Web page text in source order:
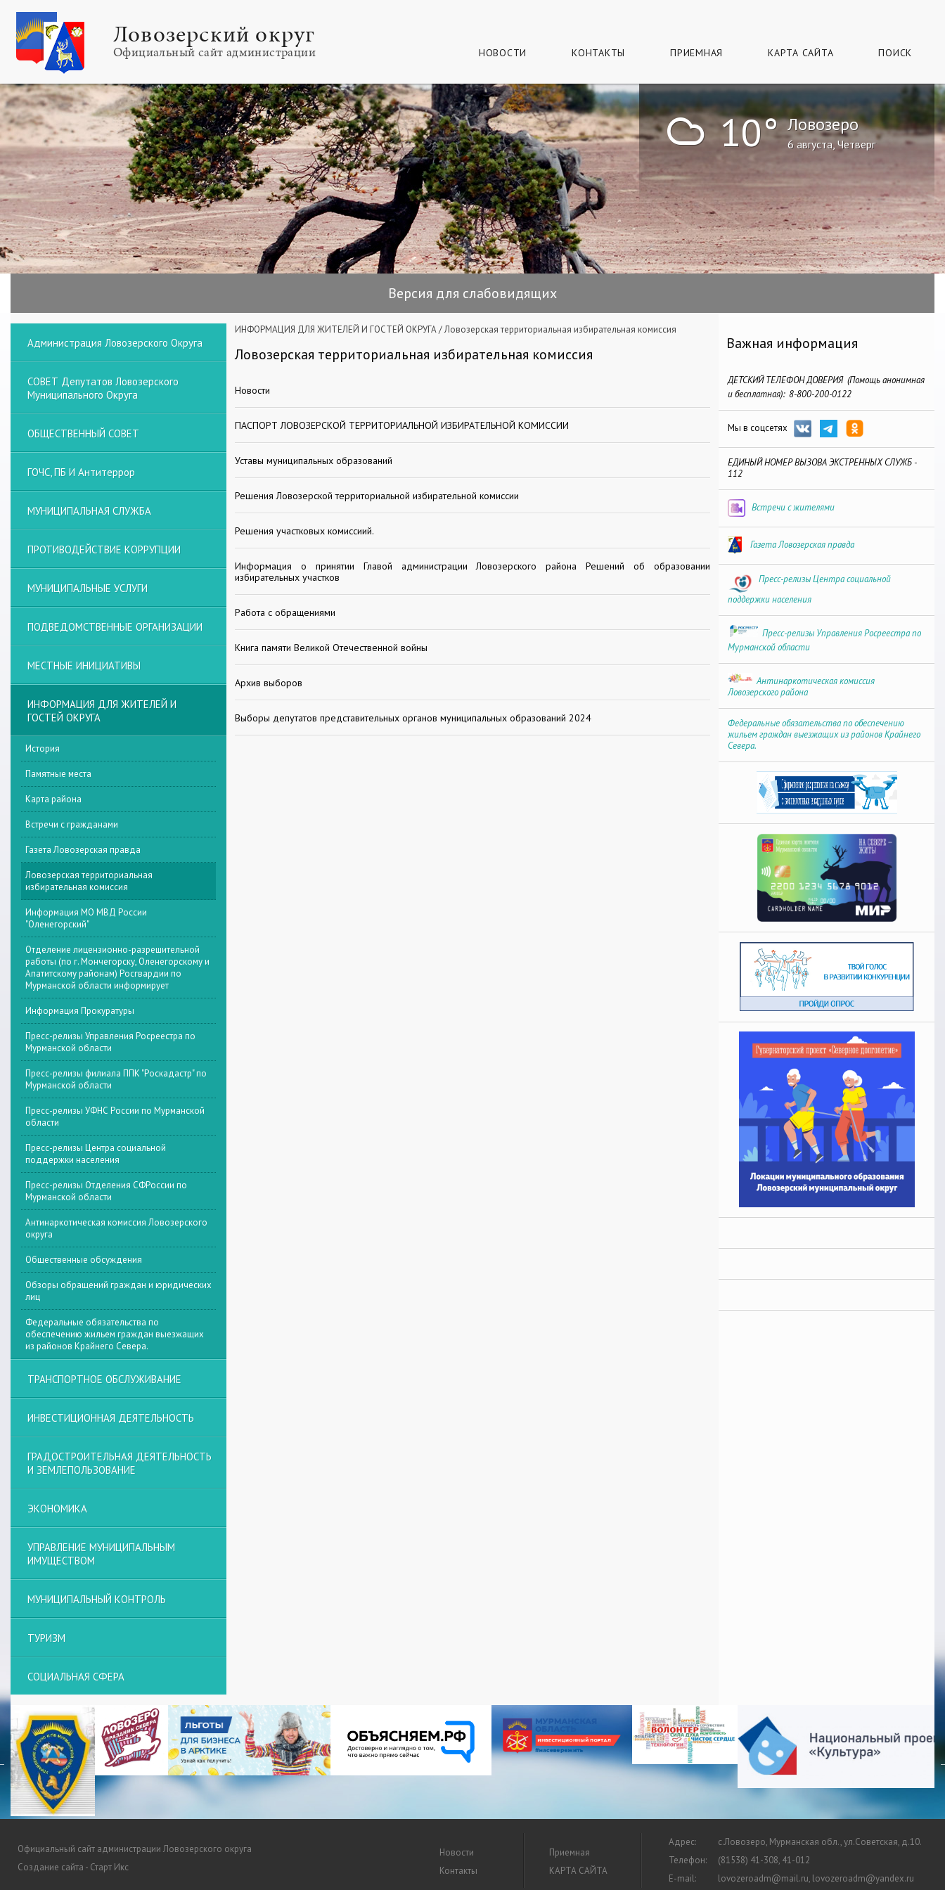
Ловозерский округ
Официальный сайт администрации НОВОСТИ КОНТАКТЫ ПРИЕМНАЯ КАРТА САЙТА ПОИСК
! 10° Ловозеро
6 августа, Четверг
Версия для слабовидящих
ИНФОРМАЦИЯ ДЛЯ ЖИТЕЛЕЙ И ГОСТЕЙ ОКРУГА/Ловозерская территориальная избирательная комиссия
Ловозерская территориальная избирательная комиссия
Новости
ПАСПОРТ ЛОВОЗЕРСКОЙ ТЕРРИТОРИАЛЬНОЙ ИЗБИРАТЕЛЬНОЙ КОМИССИИ
Уставы муниципальных образований
Решения Ловозерской территориальной избирательной комиссии
Решения участковых комиссиий.
Информация о принятии Главой администрации Ловозерского района Решений об образовании
избирательных участков
Работа с обращениями
Книга памяти Великой Отечественной войны
Архив выборов
Выборы депутатов представительных органов муниципальных образований 2024
Администрация Ловозерского Округа
СОВЕТ Депутатов Ловозерского
Муниципального Округа
ОБЩЕСТВЕННЫЙ СОВЕТ
ГОЧС, ПБ И Антитеррор
МУНИЦИПАЛЬНАЯ СЛУЖБА
ПРОТИВОДЕЙСТВИЕ КОРРУПЦИИ
МУНИЦИПАЛЬНЫЕ УСЛУГИ
ПОДВЕДОМСТВЕННЫЕ ОРГАНИЗАЦИИ
МЕСТНЫЕ ИНИЦИАТИВЫ
ИНФОРМАЦИЯ ДЛЯ ЖИТЕЛЕЙ И
ГОСТЕЙ ОКРУГА
История
Памятные места
Карта района
Встречи с гражданами
Газета Ловозерская правда
Ловозерская территориальная
избирательная комиссия
Информация МО МВД России
"Оленегорский"
Отделение лицензионно-разрешительной
работы (по г. Мончегорску, Оленегорскому и
Апатитскому районам) Росгвардии по
Мурманской области информирует
Информация Прокуратуры
Пресс-релизы Управления Росреестра по
Мурманской области
Пресс-релизы филиала ППК "Роскадастр" по
Мурманской области
Пресс-релизы УФНС России по Мурманской
области
Пресс-релизы Центра социальной
поддержки населения
Пресс-релизы Отделения СФРоссии по
Мурманской области
Антинаркотическая комиссия Ловозерского
округа
Общественные обсуждения
Обзоры обращений граждан и юридических
лиц
Федеральные обязательства по
обеспечению жильем граждан выезжащих
из районов Крайнего Севера.
ТРАНСПОРТНОЕ ОБСЛУЖИВАНИЕ
ИНВЕСТИЦИОННАЯ ДЕЯТЕЛЬНОСТЬ
ГРАДОСТРОИТЕЛЬНАЯ ДЕЯТЕЛЬНОСТЬ
И ЗЕМЛЕПОЛЬЗОВАНИЕ
ЭКОНОМИКА
УПРАВЛЕНИЕ МУНИЦИПАЛЬНЫМ
ИМУЩЕСТВОМ
МУНИЦИПАЛЬНЫЙ КОНТРОЛЬ
ТУРИЗМ
СОЦИАЛЬНАЯ СФЕРА
Важная информация
ДЕТСКИЙ ТЕЛЕФОН ДОВЕРИЯ (Помощь анонимная
и бесплатная): 8-800-200-0122
Мы в соцсетях
ЕДИНЫЙ НОМЕР ВЫЗОВА ЭКСТРЕННЫХ СЛУЖБ -
112
Встречи с жителями
Газета Ловозерская правда
Пресс-релизы Центра социальной
поддержки населения
Пресс-релизы Управления Росреестра по
Мурманской области
Антинаркотическая комиссия
Ловозерского района
Федеральные обязательства по обеспечению
жильем граждан выезжащих из районов Крайнего
Севера.
Официальный сайт администрации Ловозерского округа
Создание сайта - Старт Икс
Адрес:
с.Ловозеро, Мурманская обл., ул.Советская, д.10.
Телефон:
(81538) 41-308, 41-012
E-mail:
lovozeroadm@mail.ru, lovozeroadm@yandex.ru
Новости
Контакты
Приемная
КАРТА САЙТА